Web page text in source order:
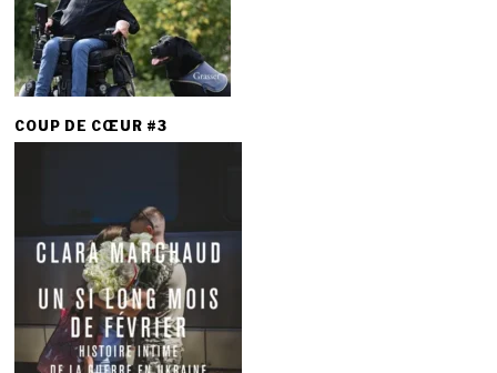
COUP DE CŒUR #3